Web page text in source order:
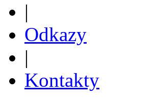
|
Odkazy
|
Kontakty